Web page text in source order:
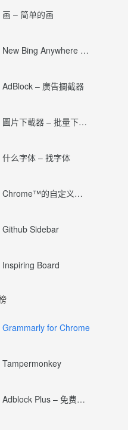
画 – 简单的画
New Bing Anywhere (Bing Chat GPT-4)
AdBlock – 廣告攔截器
圖片下載器 – 批量下載圖片
什么字体 – 找字体
Chrome™的自定义光标
Github Sidebar
Inspiring Board
Grammarly for Chrome
Tampermonkey
Adblock Plus – 免费的广告拦截器